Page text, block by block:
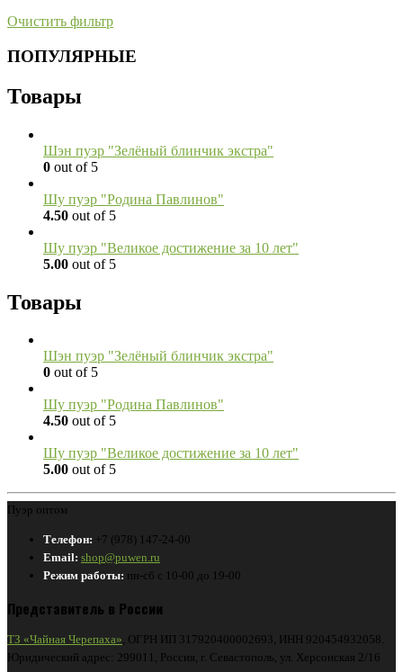
Очистить фильтр
ПОПУЛЯРНЫЕ
Товары
Шэн пуэр "Зелёный блинчик экстра"
0 out of 5
Шу пуэр "Родина Павлинов"
4.50 out of 5
Шу пуэр "Великое достижение за 10 лет"
5.00 out of 5
Товары
Шэн пуэр "Зелёный блинчик экстра"
0 out of 5
Шу пуэр "Родина Павлинов"
4.50 out of 5
Шу пуэр "Великое достижение за 10 лет"
5.00 out of 5
Пуэр оптом
Телефон: +7 (978) 147-24-00
Email: shop@puwen.ru
Режим работы: пн-сб с 10-00 до 19-00
Представитель в России
ТЗ «Чайная Черепаха» , ОГРН ИП 317920400002693, ИНН 920454932058.
Юридический адрес: 299011, Россия, г. Севастополь, ул. Херсонская 2/16